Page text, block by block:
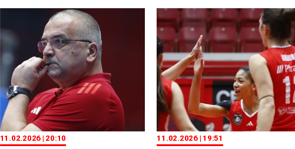
έκανε δηλώσεις.
11.02.2026 | 20:10 11.02.2026 | 19:51